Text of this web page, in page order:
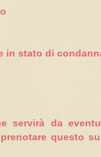
in stato di
servirà da
questo